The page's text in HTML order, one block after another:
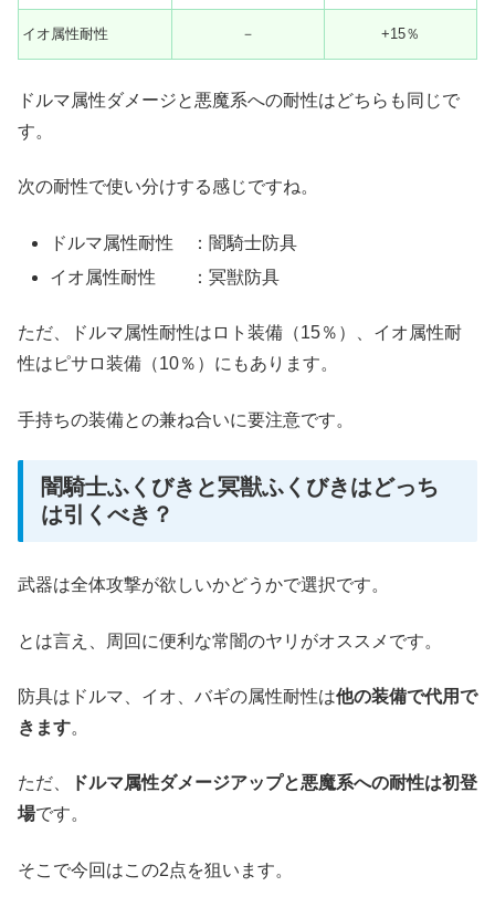
イオ属性耐性 － +15％
ドルマ属性ダメージと悪魔系への耐性はどちらも同じで
す。
次の耐性で使い分けする感じですね。
ドルマ属性耐性 ：闇騎士防具
イオ属性耐性 ：冥獣防具
ただ、ドルマ属性耐性はロト装備（15％）、イオ属性耐
性はピサロ装備（10％）にもあります。
手持ちの装備との兼ね合いに要注意です。
闇騎士ふくびきと冥獣ふくびきはどっち
は引くべき？
武器は全体攻撃が欲しいかどうかで選択です。
とは言え、周回に便利な常闇のヤリがオススメです。
防具はドルマ、イオ、バギの属性耐性は他の装備で代用で
きます。
ただ、
ドルマ属性ダメージアップと悪魔系への耐性は初登
場です。
そこで今回はこの2点を狙います。